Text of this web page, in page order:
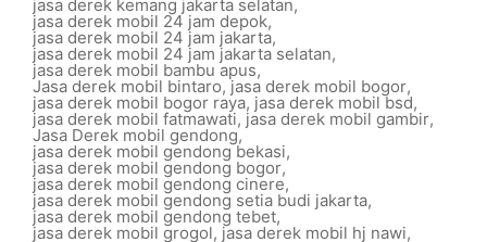
jasa derek kemang jakarta selatan,
jasa derek mobil 24 jam depok,
jasa derek mobil 24 jam jakarta,
jasa derek mobil 24 jam jakarta selatan,
jasa derek mobil bambu apus,
Jasa derek mobil bintaro,jasa derek mobil bogor,
jasa derek mobil bogor raya, jasa derek mobil bsd,
jasa derek mobil fatmawati, jasa derek mobil gambir,
Jasa Derek mobil gendong,
jasa derek mobil gendong bekasi,
jasa derek mobil gendong bogor,
jasa derek mobil gendong cinere,
jasa derek mobil gendong setia budi jakarta,
jasa derek mobil gendong tebet,
jasa derek mobil grogol, jasa derek mobil hj nawi,